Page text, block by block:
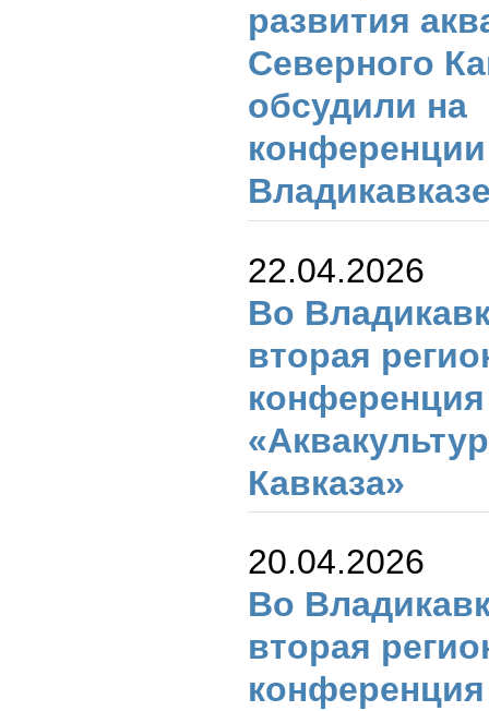
развития
Северного
обсудили на
22.04.2026
Во
вторая
конференция
Кавказа»
20.04.2026
Во
вторая
конференция